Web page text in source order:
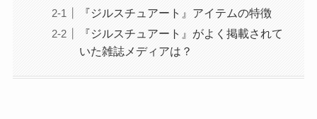
『ジルスチュアート』アイテムの特徴
『ジルスチュアート』がよく掲載されて
いた雑誌メディアは？